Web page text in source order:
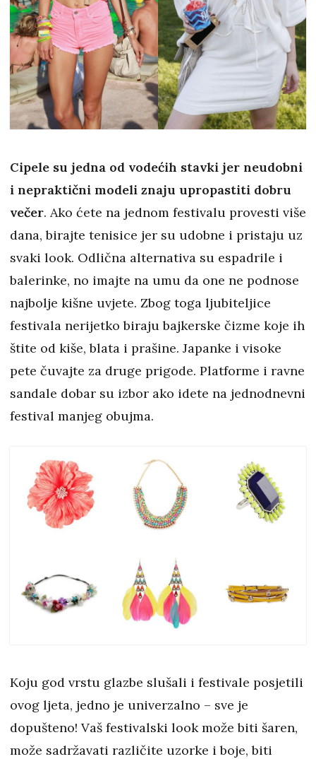
Cipele su jedna od vodećih stavki jer neudobni
i nepraktični modeli znaju upropastiti dobru
večer. Ako ćete na jednom festivalu provesti više
dana, birajte tenisice jer su udobne i pristaju uz
svaki look. Odlična alternativa su espadrile i
balerinke, no imajte na umu da one ne podnose
najbolje kišne uvjete. Zbog toga ljubiteljice
festivala nerijetko biraju bajkerske čizme koje ih
štite od kiše, blata i prašine. Japanke i visoke
pete čuvajte za druge prigode. Platforme i ravne
sandale dobar su izbor ako idete na jednodnevni
festival manjeg obujma.
Koju god vrstu glazbe slušali i festivale posjetili
ovog ljeta, jedno je univerzalno – sve je
dopušteno! Vaš festivalski look može biti šaren,
može sadržavati različite uzorke i boje, biti